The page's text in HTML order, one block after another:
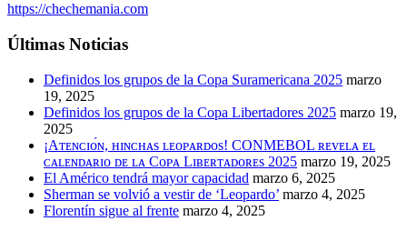
https://chechemania.com
Últimas Noticias
Definidos los grupos de la Copa Suramericana 2025 marzo
19, 2025
Definidos los grupos de la Copa Libertadores 2025 marzo 19,
2025
¡Aᴛᴇɴᴄɪᴏ́ɴ, ʜɪɴᴄʜᴀs ʟᴇᴏᴘᴀʀᴅᴏs! CONMEBOL ʀᴇᴠᴇʟᴀ ᴇʟ
ᴄᴀʟᴇɴᴅᴀʀɪᴏ ᴅᴇ ʟᴀ Cᴏᴘᴀ Lɪʙᴇʀᴛᴀᴅᴏʀᴇs 2025 marzo 19, 2025
El Américo tendrá mayor capacidad marzo 6, 2025
Sherman se volvió a vestir de ‘Leopardo’ marzo 4, 2025
Florentín sigue al frente marzo 4, 2025